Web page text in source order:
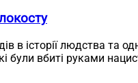
історії людства та
вбиті руками